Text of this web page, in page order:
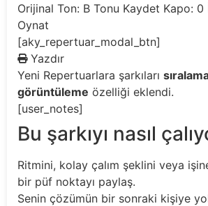
Orijinal Ton: B Tonu Kaydet Kapo: 0
Oynat
[aky_repertuar_modal_btn]
Yazdır
Yeni Repertuarlara şarkıları
görüntüleme özelliği eklendi.
[user_notes]
Bu şarkıyı nasıl
Ritmini, kolay çalım şeklini veya
bir püf noktayı paylaş.
Senin çözümün bir sonraki kişiye